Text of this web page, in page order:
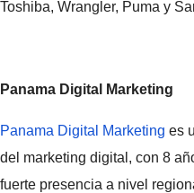
Toshiba, Wrangler, Puma y
Panama Digital Marketing
Panama Digital Marketing es
del marketing digital, con 8
fuerte presencia a nivel